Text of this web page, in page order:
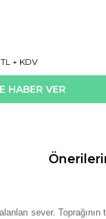
+ KDV
HABER VER
sever.